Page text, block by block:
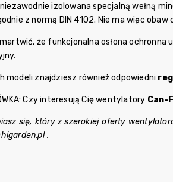
izolowana specjalną wełną
z normą DIN 4102. Nie ma więc
martwić, że funkcjonalna osłona
modeli znajdziesz również odpowiedni
Czy interesują Cię wentylatory Can-
się, który z szerokiej oferty
.